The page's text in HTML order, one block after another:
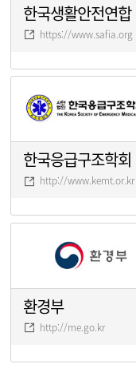
한국생활안전연합
https://www.safia.org
한국응급구조학회
http://www.kemt.or.kr
환경부
http://me.go.kr